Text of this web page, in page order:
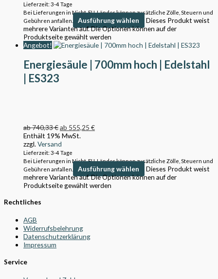
Lieferzeit: 3-4 Tage
Bei Lieferungen in Nicht-EU-Länder können zusätzliche Zölle, Steuern und
Gebühren anfallen.
Ausführung wählen
Dieses Produkt weist
mehrere Varianten auf. Die Optionen können auf der
Produktseite gewählt werden
Angebot!
Energiesäule | 700mm hoch | Edelstahl
| ES323
ab740,33€ab 555,25 €
Enthält 19% MwSt.
zzgl.Versand
Lieferzeit: 3-4 Tage
Bei Lieferungen in Nicht-EU-Länder können zusätzliche Zölle, Steuern und
Gebühren anfallen.
Ausführung wählen
Dieses Produkt weist
mehrere Varianten auf. Die Optionen können auf der
Produktseite gewählt werden
Rechtliches
AGB
Widerrufsbelehrung
Datenschutzerklärung
Impressum
Service